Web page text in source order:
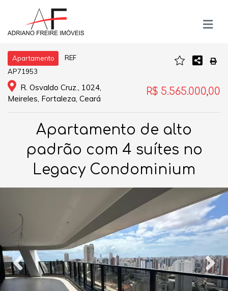
Apartamento
REF
AP71953
R. Osvaldo Cruz., 1024,
Meireles, Fortaleza, Ceará
R$ 5.565.000,00
Apartamento de alto
padrão com 4 suítes no
Legacy Condominium